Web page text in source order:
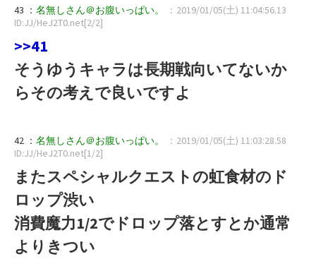
43 ： 名無しさん＠お腹いっぱい。
：2019/01/05(土) 11:04:56.13
ID:JJ/HeJ2T0.net[2/2]
>>41
そうゆうキャラは長期戦向いてないか
らその考えで良いですよ
42 ： 名無しさん＠お腹いっぱい。
：2019/01/05(土) 11:03:28.58
ID:JJ/HeJ2T0.net[1/2]
またスペシャルクエストの虹食材のド
ロップ渋い
消費魔力1/2でドロップ落とすとか通常
よりきつい